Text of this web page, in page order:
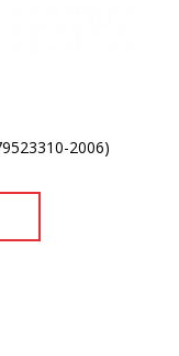
2006)